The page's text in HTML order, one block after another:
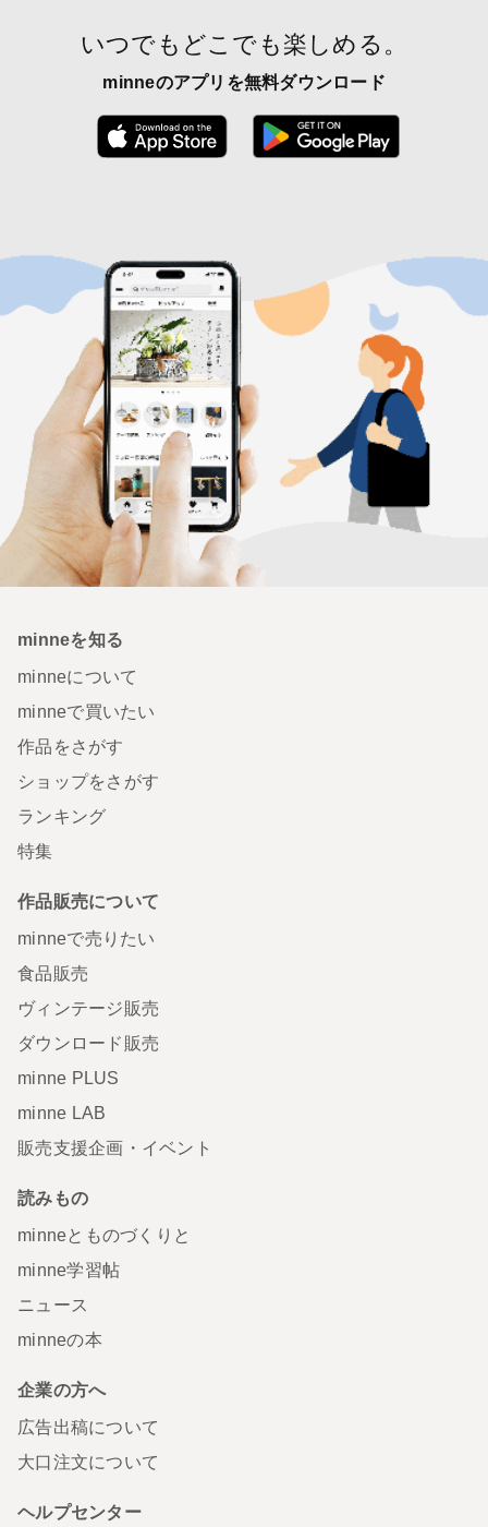
いつでもどこでも楽しめる。
minneのアプリを無料ダウンロード
App Store からダウンロード
minneを知る
minneについて
minneで買いたい
作品をさがす
ショップをさがす
ランキング
特集
作品販売について
minneで売りたい
食品販売
ヴィンテージ販売
ダウンロード販売
minne PLUS
minne LAB
販売支援企画・イベント
読みもの
minneとものづくりと
minne学習帖
ニュース
minneの本
企業の方へ
広告出稿について
大口注文について
ヘルプセンター